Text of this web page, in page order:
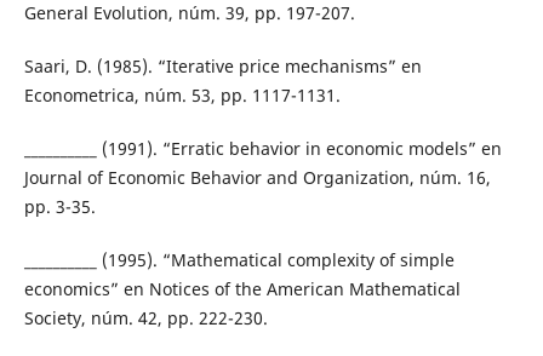
General Evolution, núm. 39, pp. 197-207.
Saari, D. (1985). “Iterative price mechanisms” en
Econometrica, núm. 53, pp. 1117-1131.
__________ (1991). “Erratic behavior in economic models” en
Journal of Economic Behavior and Organization, núm. 16,
pp. 3-35.
__________ (1995). “Mathematical complexity of simple
economics” en Notices of the American Mathematical
Society, núm. 42, pp. 222-230.